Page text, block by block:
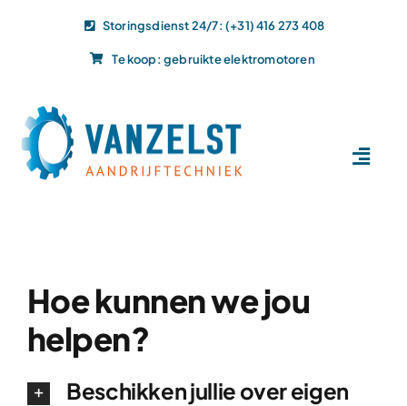
Storingsdienst 24/7: (+31) 416 273 408
Te koop: gebruikte elektromotoren
Vacatures
Projecten
Hoe kunnen we jou
helpen?
Beschikken jullie over eigen